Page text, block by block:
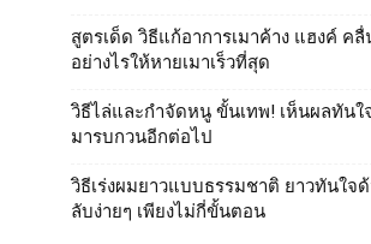
สูตรเด็ด วิธีแก้อาการเมาค้าง แฮงค์ คลื่
อย่างไรให้หายเมาเร็วที่สุด
วิธีไล่และกําจัดหนู ขั้นเทพ! เห็นผลทัน
มารบกวนอีกต่อไป
วิธีเร่งผมยาวแบบธรรมชาติ ยาวทันใจ
ลับง่ายๆ เพียงไม่กี่ขั้นตอน